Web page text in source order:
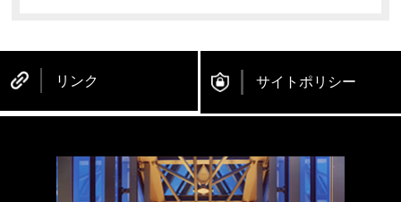
リンク サイトポリシー